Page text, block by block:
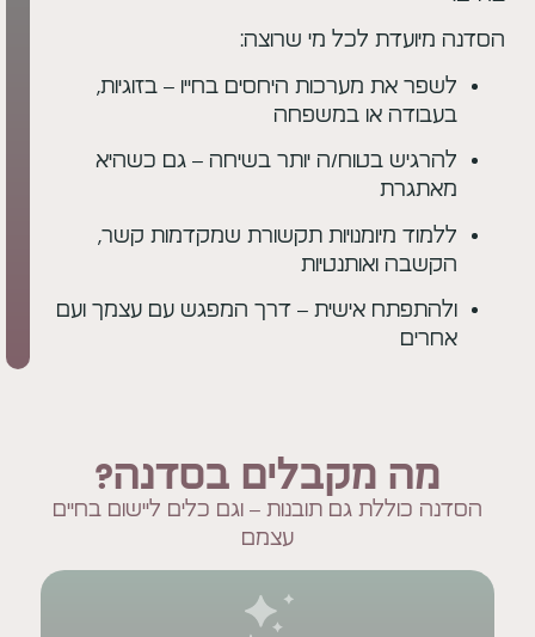
לכל מי שרוצה:
מערכות היחסים בחייו – בזוגיות,
או במשפחה
בטוח/ה יותר בשיחה – גם כשהיא
מיומנויות תקשורת שמקדמות קשר,
ואותנטיות
אישית – דרך המפגש עם עצמך ועם
מקבלים בסדנה?
גם תובנות – וגם כלים ליישום בחיים